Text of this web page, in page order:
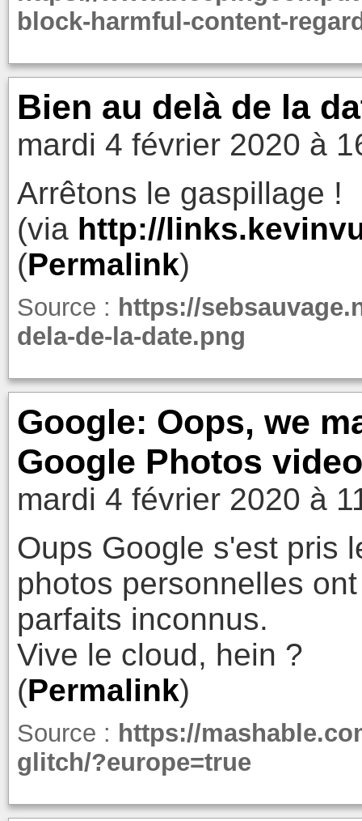
block-harmful-content-
Bien au delà de la
mardi 4 février 2020 à
Arrêtons le gaspillage !
(via http://
(Permalink)
Source : https://
dela-de-la-date.png
Google: Oops, we
Google Photos
mardi 4 février 2020 à
Oups Google s'est pris
photos personnelles
parfaits inconnus.
Vive le cloud, hein ?
(Permalink)
Source : https://
glitch/?europe=true